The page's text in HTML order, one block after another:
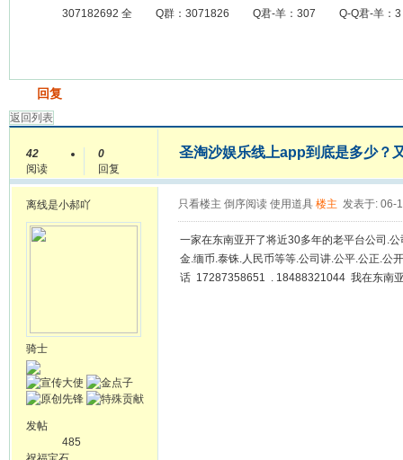
307182692 全 Q群：3071826 Q君-羊：307 Q-Q君-羊：3
回复
返回列表
42
阅读
0
回复
圣淘沙娱乐线上app到底是多少？
离线是小郝吖
骑士
发帖
485
只看楼主 倒序阅读 使用道具 楼主 发表于: 06-
一家在东南亚开了将近30多年的老平台公司.
金.缅币.泰铢.人民币等等.公司讲.公平.公正.
话 17287358651 . 18488321044 我在东南